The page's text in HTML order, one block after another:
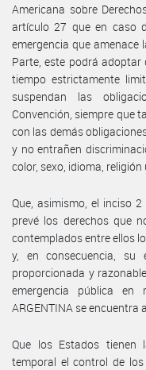
Americana sobre
artículo 27 que en caso
emergencia que amenace
Parte, este podrá adoptar
tiempo estrictamente
suspendan las
Convención, siempre que
con las demás
y no entrañen
color, sexo, idioma, religión
Que, asimismo, el inciso
prevé los derechos que
contemplados entre ellos
y, en consecuencia, su
proporcionada y
emergencia pública en
ARGENTINA se encuentra
Que los Estados tienen
temporal el control de